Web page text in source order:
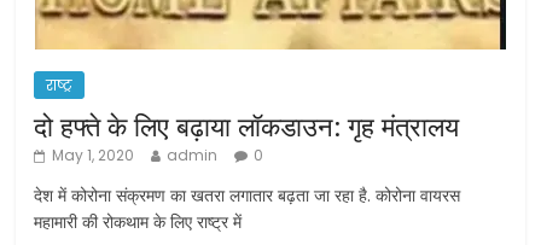
राष्ट्र
दो हफ्ते के लिए बढ़ाया लॉकडाउन: गृह मंत्रालय
May 1, 2020 admin 0
देश में कोरोना संक्रमण का खतरा लगातार बढ़ता जा रहा है. कोरोना वायरस
महामारी की रोकथाम के लिए राष्ट्र में